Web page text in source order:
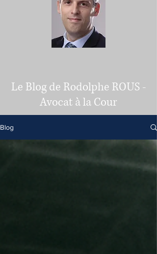
Le Blog de Rodolphe ROUS -
Avocat à la Cour
Blog